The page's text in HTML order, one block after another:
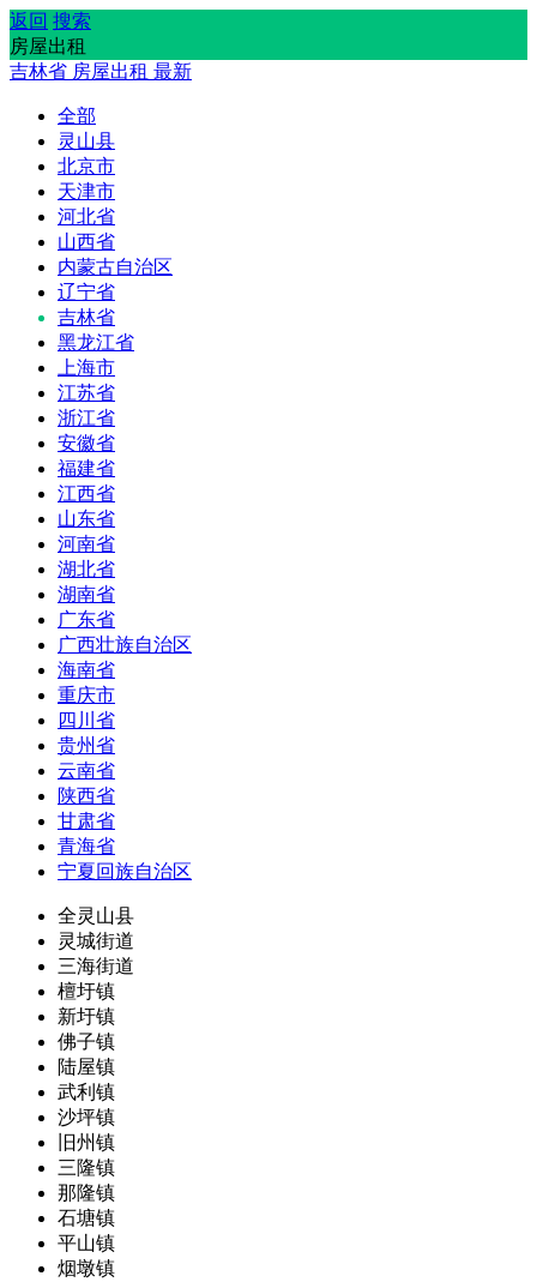
返回 搜索
房屋出租
吉林省 房屋出租 最新
全部
灵山县
北京市
天津市
河北省
山西省
内蒙古自治区
辽宁省
吉林省
黑龙江省
上海市
江苏省
浙江省
安徽省
福建省
江西省
山东省
河南省
湖北省
湖南省
广东省
广西壮族自治区
海南省
重庆市
四川省
贵州省
云南省
陕西省
甘肃省
青海省
宁夏回族自治区
全灵山县
灵城街道
三海街道
檀圩镇
新圩镇
佛子镇
陆屋镇
武利镇
沙坪镇
旧州镇
三隆镇
那隆镇
石塘镇
平山镇
烟墩镇